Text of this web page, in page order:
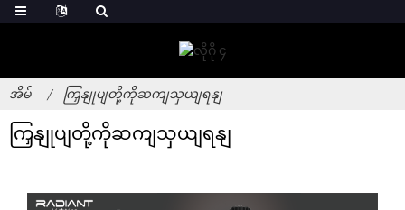
အိမ် ကြှနျုပျတို့ကိုဆကျသှယျရနျ
ကြှနျုပျတို့ကိုဆကျသှယျရနျ